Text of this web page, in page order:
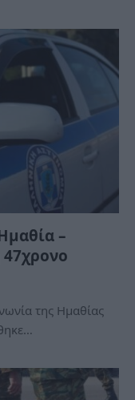
–
της Ημαθίας